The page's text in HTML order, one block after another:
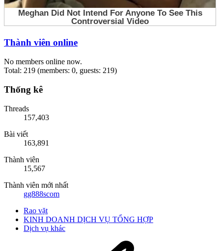
Thành viên online
No members online now.
Total: 219 (members: 0, guests: 219)
Thống kê
Threads
157,403
Bài viết
163,891
Thành viên
15,567
Thành viên mới nhất
gg888scom
Rao vặt
KINH DOANH DỊCH VỤ TỔNG HỢP
Dịch vụ khác